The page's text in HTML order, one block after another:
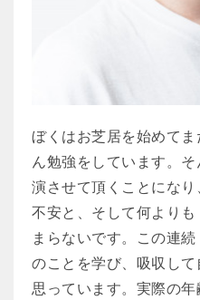
ぼくはお芝居を始めて
ん勉強をしています。
演させて頂くことにな
不安と、そして何より
まらないです。この連
のことを学び、吸収し
思っています。実際の